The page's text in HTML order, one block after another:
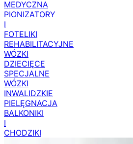
MEDYCZNA
PIONIZATORY
I
FOTELIKI
REHABILITACYJNE
WÓZKI
DZIECIĘCE
SPECJALNE
WÓZKI
INWALIDZKIE
PIELĘGNACJA
BALKONIKI
I
CHODZIKI